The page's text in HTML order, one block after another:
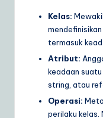
Kelas:
termasuk
Atribut:
keadaan suatu
string, atau
Operasi:
perilaku kelas.